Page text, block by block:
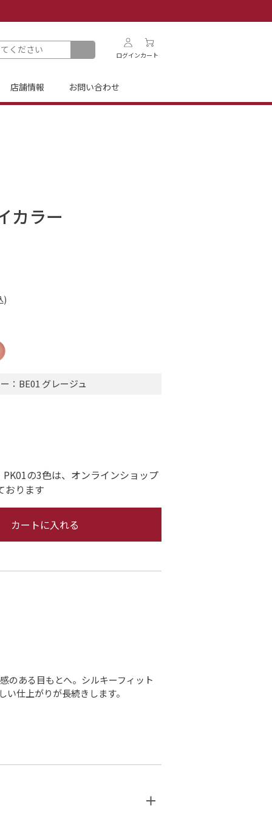
ログインカート
店舗情報 お問い合わせ
カラー
：BE01 グレージュ
の3色は、オンラインショップ
おります
カートに入れる
のある目もとへ。シルキーフィット
仕上がりが長続きします。